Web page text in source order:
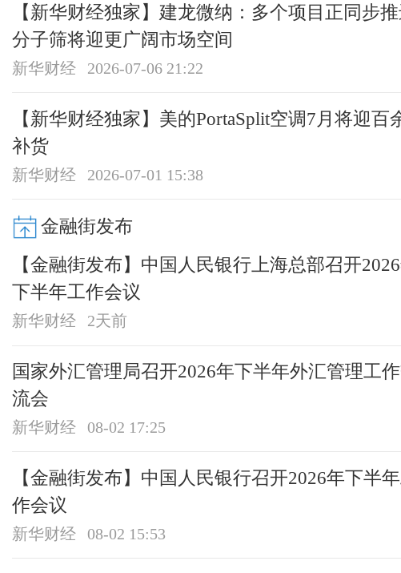
【新华财经独家】建龙微纳：多个项目正同步
分子筛将迎更广阔市场空间
新华财经 2026-07-06 21:22
【新华财经独家】美的PortaSplit空调7月将迎百
补货
新华财经 2026-07-01 15:38
金融街发布
【金融街发布】中国人民银行上海总部召开
下半年工作会议
新华财经 2天前
国家外汇管理局召开2026年下半年外汇管理工
流会
新华财经 08-02 17:25
【金融街发布】中国人民银行召开2026年下半
作会议
新华财经 08-02 15:53